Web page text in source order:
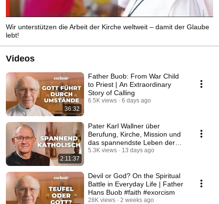
Wir unterstützen die Arbeit der Kirche weltweit – damit der Glaube
lebt!
Videos
36:32
Father Buob: From War Child
to Priest | An Extraordinary
Story of Calling
6.5K views 6 days ago
2:11:37
Pater Karl Wallner über
Berufung, Kirche, Mission und
das spannendste Leben der
Welt #katholisch
5.3K views 13 days ago
Devil or God? On the Spiritual
Battle in Everyday Life | Father
Hans Buob #faith #exorcism
28K views 2 weeks ago